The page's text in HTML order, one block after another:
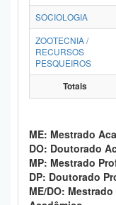
SOCIOLOGIA
ZOOTECNIA /
RECURSOS
PESQUEIROS
Totais
ME: Mestrado
DO: Doutorado
MP: Mestrado
DP: Doutorado
ME/DO: